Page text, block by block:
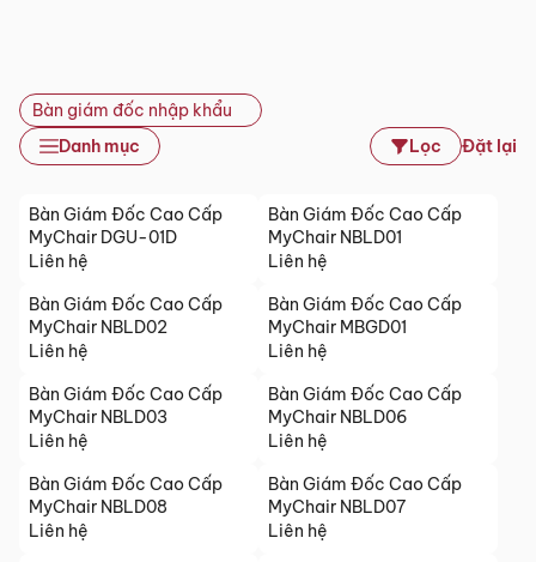
Bàn giám đốc nhập khẩu
Danh mục
Lọc Đặt lại
Bàn Giám Đốc Cao Cấp
MyChair DGU-01D
Liên hệ
Bàn Giám Đốc Cao Cấp
MyChair NBLD01
Liên hệ
Bàn Giám Đốc Cao Cấp
MyChair NBLD02
Liên hệ
Bàn Giám Đốc Cao Cấp
MyChair MBGD01
Liên hệ
Bàn Giám Đốc Cao Cấp
MyChair NBLD03
Liên hệ
Bàn Giám Đốc Cao Cấp
MyChair NBLD06
Liên hệ
Bàn Giám Đốc Cao Cấp
MyChair NBLD08
Liên hệ
Bàn Giám Đốc Cao Cấp
MyChair NBLD07
Liên hệ